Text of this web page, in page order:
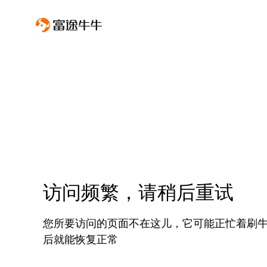
访问频繁，请稍后重试
您所要访问的页面不在这儿，它可能正忙着刷
后就能恢复正常